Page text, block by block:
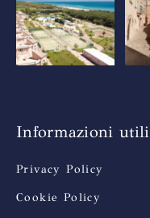
Informazioni utili
Privacy Policy
Cookie Policy